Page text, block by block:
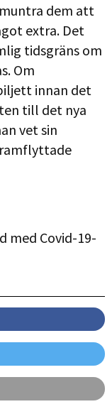
dem att
extra. Det
tidsgräns om
Om
innan det
till det nya
vet sin
med Covid-19-